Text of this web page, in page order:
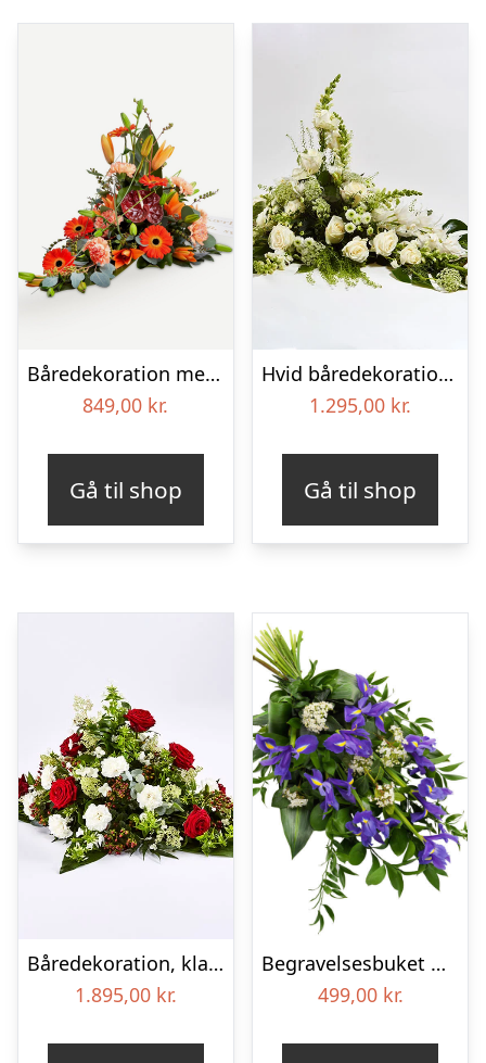
Båredekoration med bånd
849,00 kr.
Gå til shop
Hvid båredekoration – Blomster til begravelse
1.295,00 kr.
Gå til shop
Båredekoration, klassisk – Blomster til begravelse
1.895,00 kr.
Begravelses­buket med iris
499,00 kr.